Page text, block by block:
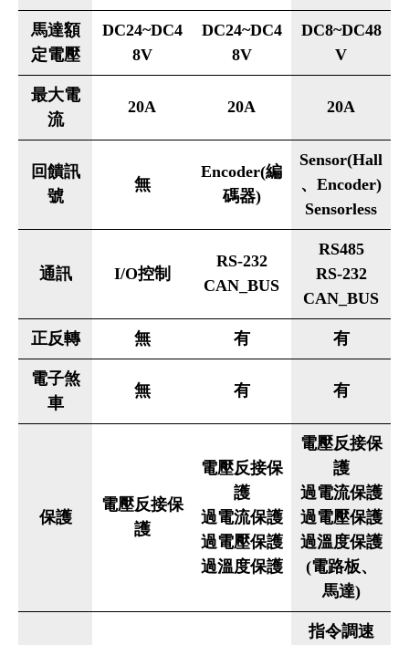
馬達額
定電壓
DC24~DC4
8V
DC24~DC4
8V
DC8~DC48
V
最大電
流
20A 20A 20A
回饋訊
號
無
Encoder(編
碼器)
Sensor(Hall
、Encoder)
Sensorless
通訊 I/O控制
RS-232
CAN_BUS
RS485
RS-232
CAN_BUS
正反轉 無 有 有
電子煞
車
無 有 有
保護
電壓反接保
護
電壓反接保
護
過電流保護
過電壓保護
過溫度保護
電壓反接保
護
過電流保護
過電壓保護
過溫度保護
(電路板、
馬達)
指令調速